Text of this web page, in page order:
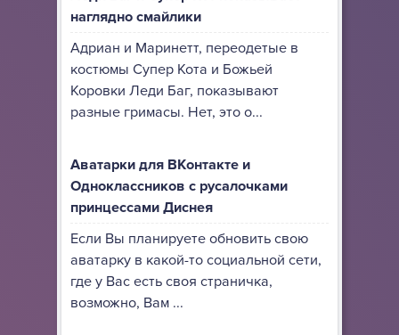
наглядно смайлики
Адриан и Маринетт, переодетые в
костюмы Супер Кота и Божьей
Коровки Леди Баг, показывают
разные гримасы. Нет, это о...
Аватарки для ВКонтакте и
Одноклассников с русалочками
принцессами Диснея
Если Вы планируете обновить свою
аватарку в какой-то социальной сети,
где у Вас есть своя страничка,
возможно, Вам ...